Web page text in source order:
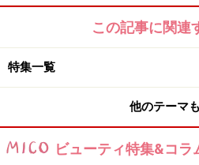
この記事に関連
特集一覧
他のテーマ
ビューティ特集&コラ